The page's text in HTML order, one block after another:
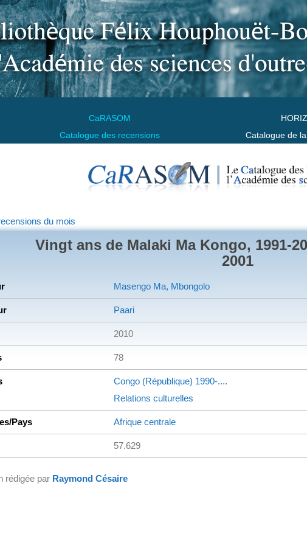
CaRASOM
Catalogue des recensions
Catalogue de
du mois
Vingt ans de Malaki Ma Kongo, 1991-
2001
Masengo Ma, Mbongolo
Paari
2010
78
Congo (République) 1990-....
Relations culturelles
Pays Afrique centrale
57.629
rédigée par Raymond Césaire